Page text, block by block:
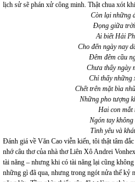
lịch sử sẽ phán xử công minh. Thật chua xót
Còn lại những
Đọng giữa trời
Ai biết Hải
Cho đến ngày nay
Đêm đêm cầu
Chưa thấy ngày
Chỉ thấy những
Chết trên mặt bìa
Những pho tượng
Hai con mắt
Ngón tay
Tình yêu và
Đánh giá về Văn Cao viễn kiến, tôi thật tâm
nhớ câu thơ của nhà thơ Liên Xô Andrei
tài năng – nhưng khi có tài năng lại cũng
những gì đã qua, nhưng trong ngót nửa thế kỷ